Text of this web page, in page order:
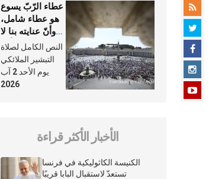
عطاء الرّبّ يسوع
هو عطاء شامل،
وأنّ عنايته بنا لا
تغيب عنّا أبدًا
النص الكامل لصلاة
التبشير الملائكي
يوم الأحد 2 آب
2026
الأخبار الأكثر قراءة
الكنيسة الكاثوليكية في فرنسا
تستعدّ لاستقبال البابا قريبًا